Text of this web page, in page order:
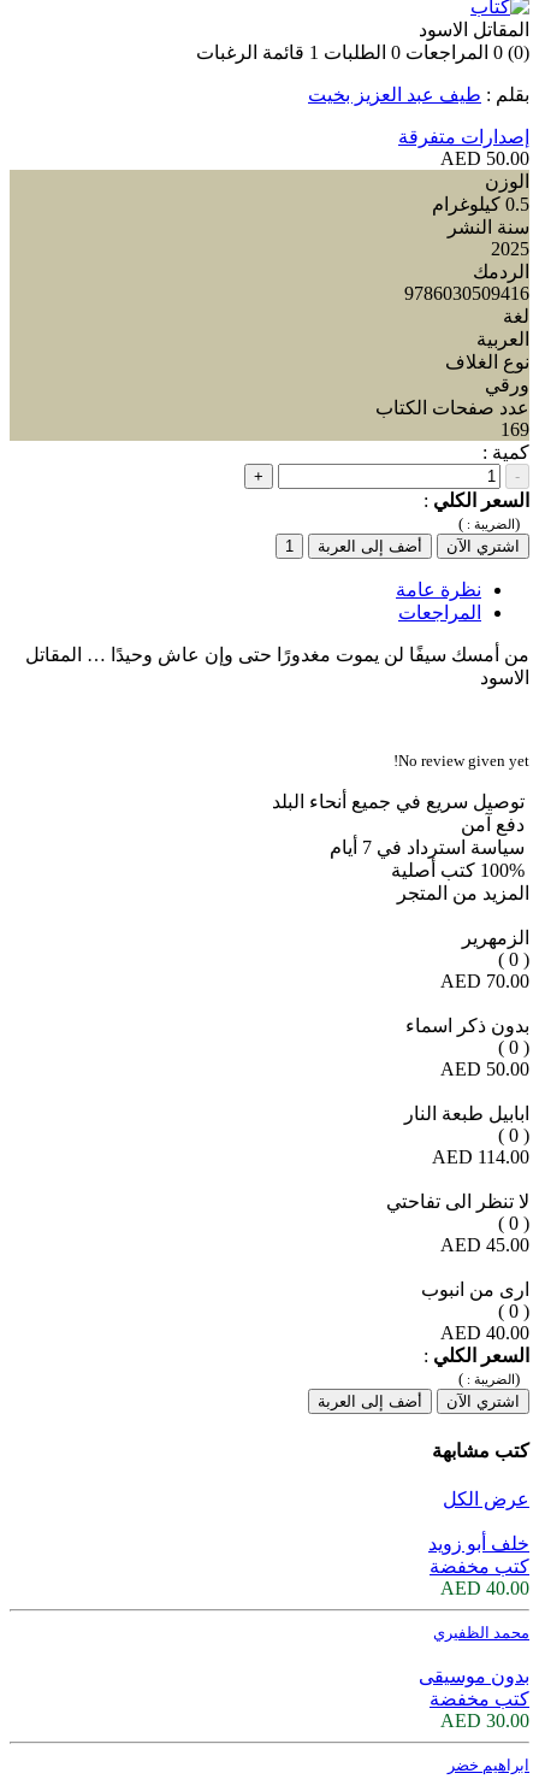
المقاتل الاسود
(0)
0 المراجعات 0 الطلبات 1 قائمة الرغبات
بقلم : طيف عبد العزيز بخيت
إصدارات متفرقة
50.00 AED
الوزن
0.5 كيلوغرام
سنة النشر
2025
الردمك
9786030509416
لغة
العربية
نوع الغلاف
ورقي
عدد صفحات الكتاب
169
كمية :
-
+
السعر الكلي :
(الضريبة : )
اشتري الآن
أضف إلى العربة 1
نظرة عامة
المراجعات
من أمسك سيفًا لن يموت مغدورًا حتى وإن عاش وحيدًا … المقاتل
الاسود
No review given yet!
توصيل سريع في جميع أنحاء البلد
دفع آمن
سياسة استرداد في 7 أيام
100% كتب أصلية
المزيد من المتجر
الزمهرير
( 0 )
70.00 AED
بدون ذكر اسماء
( 0 )
50.00 AED
ابابيل طبعة النار
( 0 )
114.00 AED
لا تنظر الى تفاحتي
( 0 )
45.00 AED
ارى من انبوب
( 0 )
40.00 AED
السعر الكلي :
(الضريبة : )
اشتري الآن
أضف إلى العربة
كتب مشابهة
عرض الكل
خلف أبو زويد
كتب مخفضة
40.00 AED
محمد الظفيري
بدون موسيقى
كتب مخفضة
30.00 AED
ابراهيم خضر